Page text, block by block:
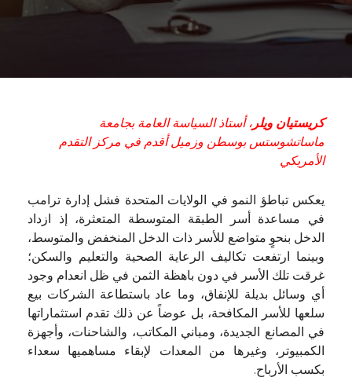
كريستيان ويلر، أستاذ السياسة العامة بجامعة
ماساتشوستس بوسطن وزميل أقدم في مركز التقدم
الأمريكي
يعكس تباطؤ النمو في الولايات المتحدة فشل إدارة ترامب
في مساعدة أسر الطبقة المتوسطة المتعثرة، إذ ازداد
الدخل بنحوٍ متواضع للأسر ذات الدخل المنخفض والمتوسط،
وبينما ارتفعت تكاليف الرعاية الصحية والتعليم والسكن؛
غرقت تلك الأسر في دون باهظة الثمن في ظل انعدام وجود
أي وسائل بديلة للإنفاق، وما عاد باستطاعة الشركات بيع
سلعها للأسر المكافحة، بل عوضاً عن ذلك تقدم استثماراتها
في المصانع الجديدة، ومباني المكاتب، والشاحنات، وأجهزة
الكمبيوتر، وغيرها من المعدات لإبقاء مساهميها سعداء
بكسب الأرباح.